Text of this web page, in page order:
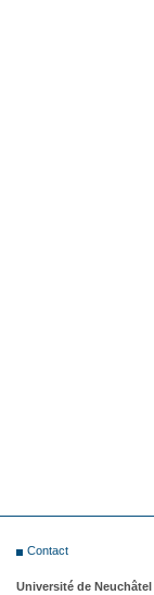
Contact
Université de Neuchâtel